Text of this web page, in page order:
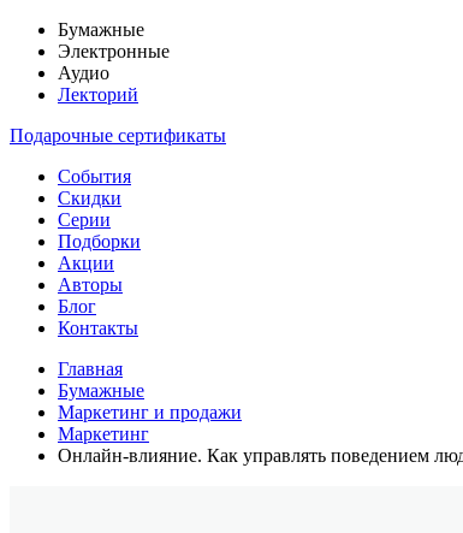
Бумажные
Электронные
Аудио
Лекторий
Подарочные сертификаты
События
Скидки
Серии
Подборки
Акции
Авторы
Блог
Контакты
Главная
Бумажные
Маркетинг и продажи
Маркетинг
Онлайн-влияние. Как управлять поведением